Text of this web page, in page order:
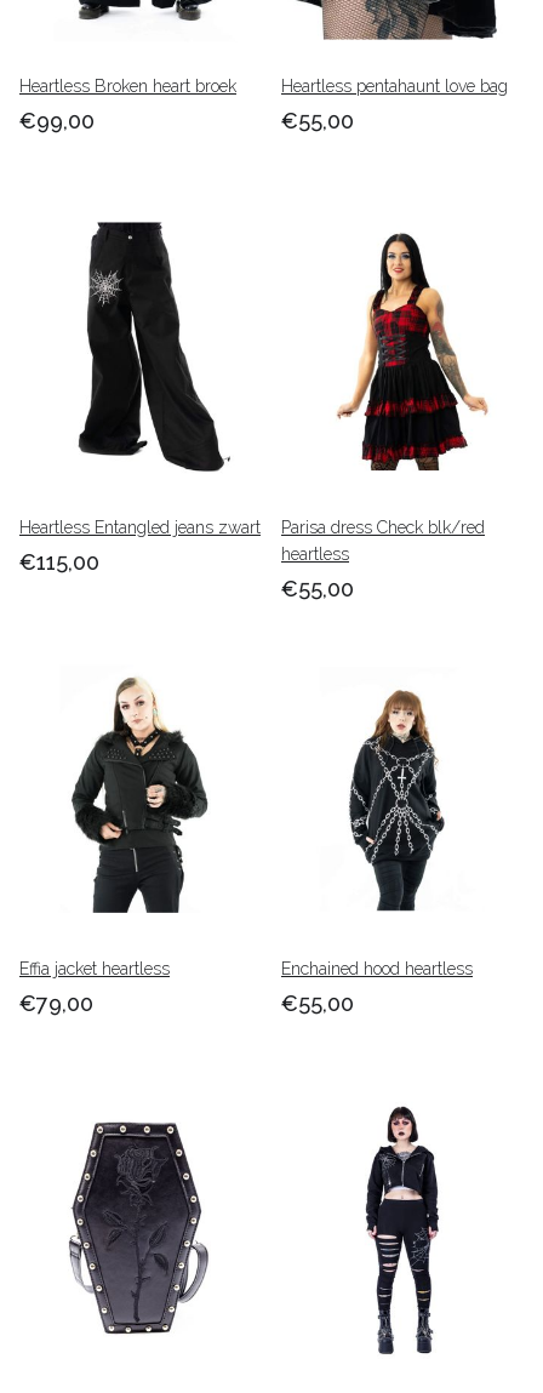
Heartless Broken heart broek
€99,00
Heartless pentahaunt love bag
€55,00
Heartless Entangled jeans zwart
€115,00
Parisa dress Check blk/red
heartless
€55,00
Effia jacket heartless
€79,00
Enchained hood heartless
€55,00